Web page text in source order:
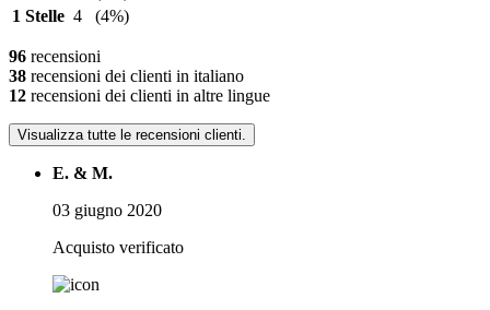
1 Stelle 4 (4%)
96 recensioni
38 recensioni dei clienti in italiano
12 recensioni dei clienti in altre lingue
Visualizza tutte le recensioni clienti.
E. & M.
03 giugno 2020
Acquisto verificato